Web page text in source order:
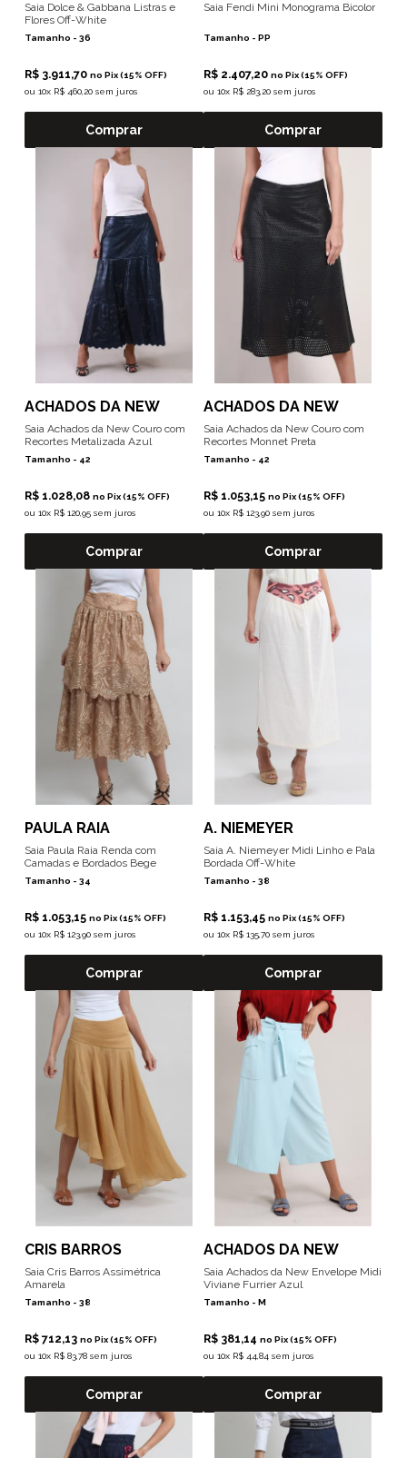
Saia Dolce & Gabbana Listras e
Flores Off-White
Tamanho - 36
R$ 3.911,70 no Pix (15% OFF)
ou 10x R$ 460,20 sem juros
Comprar
Saia Fendi Mini Monograma Bicolor
Tamanho - PP
R$ 2.407,20 no Pix (15% OFF)
ou 10x R$ 283,20 sem juros
Comprar
ACHADOS DA NEW
Saia Achados da New Couro com
Recortes Metalizada Azul
Tamanho - 42
R$ 1.028,08 no Pix (15% OFF)
ou 10x R$ 120,95 sem juros
Comprar
ACHADOS DA NEW
Saia Achados da New Couro com
Recortes Monnet Preta
Tamanho - 42
R$ 1.053,15 no Pix (15% OFF)
ou 10x R$ 123,90 sem juros
Comprar
PAULA RAIA
Saia Paula Raia Renda com
Camadas e Bordados Bege
Tamanho - 34
R$ 1.053,15 no Pix (15% OFF)
ou 10x R$ 123,90 sem juros
Comprar
A. NIEMEYER
Saia A. Niemeyer Midi Linho e Pala
Bordada Off-White
Tamanho - 38
R$ 1.153,45 no Pix (15% OFF)
ou 10x R$ 135,70 sem juros
Comprar
CRIS BARROS
Saia Cris Barros Assimétrica
Amarela
Tamanho - 38
R$ 712,13 no Pix (15% OFF)
ou 10x R$ 83,78 sem juros
Comprar
ACHADOS DA NEW
Saia Achados da New Envelope Midi
Viviane Furrier Azul
Tamanho - M
R$ 381,14 no Pix (15% OFF)
ou 10x R$ 44,84 sem juros
Comprar